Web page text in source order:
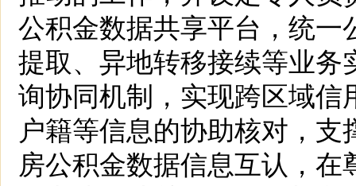
公积金数据共享平台，统
提取、异地转移接续等业
询协同机制，实现跨区域
户籍等信息的协助核对，
房公积金数据信息互认，